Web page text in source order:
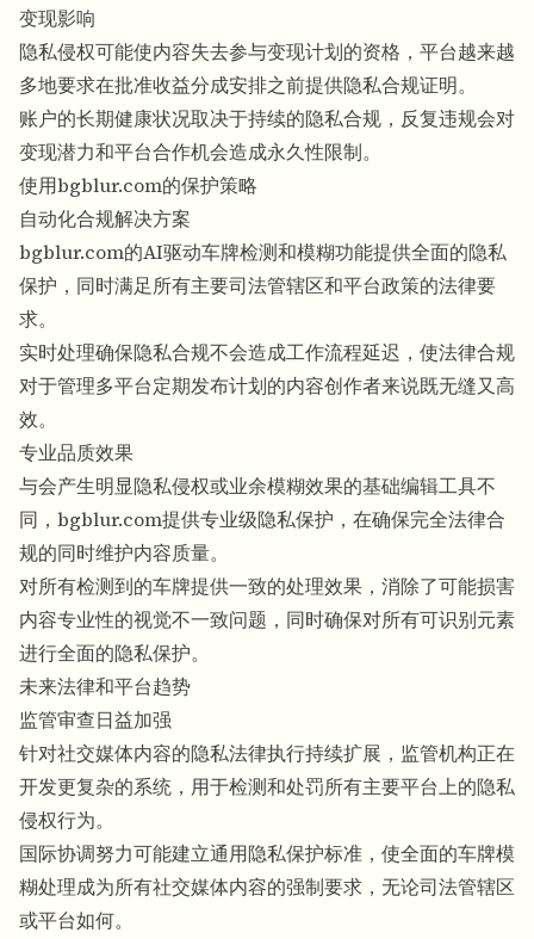
变现影响
隐私侵权可能使内容失去参与变现计划的资格，平台越来越
多地要求在批准收益分成安排之前提供隐私合规证明。
账户的长期健康状况取决于持续的隐私合规，反复违规会对
变现潜力和平台合作机会造成永久性限制。
使用bgblur.com的保护策略
自动化合规解决方案
bgblur.com的AI驱动车牌检测和模糊功能提供全面的隐私
保护，同时满足所有主要司法管辖区和平台政策的法律要
求。
实时处理确保隐私合规不会造成工作流程延迟，使法律合规
对于管理多平台定期发布计划的内容创作者来说既无缝又高
效。
专业品质效果
与会产生明显隐私侵权或业余模糊效果的基础编辑工具不
同，bgblur.com提供专业级隐私保护，在确保完全法律合
规的同时维护内容质量。
对所有检测到的车牌提供一致的处理效果，消除了可能损害
内容专业性的视觉不一致问题，同时确保对所有可识别元素
进行全面的隐私保护。
未来法律和平台趋势
监管审查日益加强
针对社交媒体内容的隐私法律执行持续扩展，监管机构正在
开发更复杂的系统，用于检测和处罚所有主要平台上的隐私
侵权行为。
国际协调努力可能建立通用隐私保护标准，使全面的车牌模
糊处理成为所有社交媒体内容的强制要求，无论司法管辖区
或平台如何。